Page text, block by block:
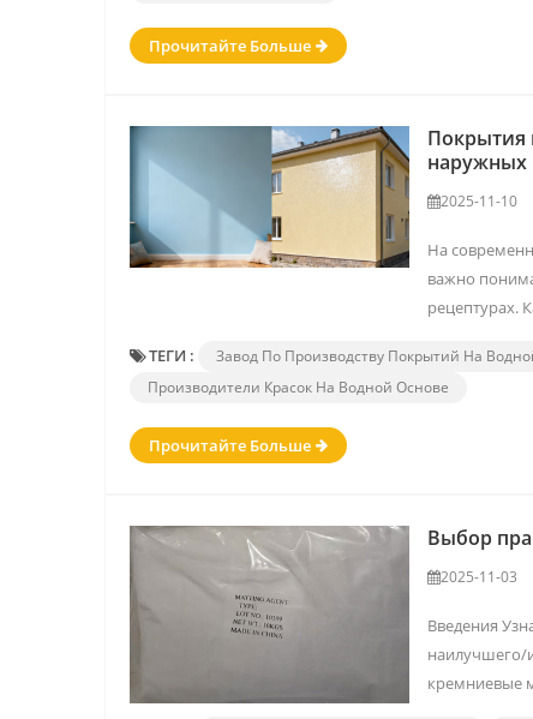
Прочитайте Больше
Покрытия
наружных
2025-11-10
На
важно
рецептурах.
ТЕГИ : Завод По Производству Покрытий На
Производители Красок На Водной Основе
Прочитайте Больше
Выбор
2025-11-03
Введения
наилучшего/
кремниевые